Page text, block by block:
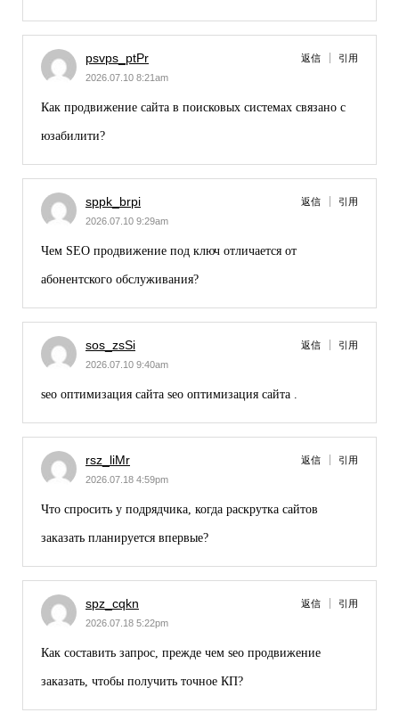
psvps_ptPr
2026.07.10 8:21am
返信 引用
Как продвижение сайта в поисковых системах связано с
юзабилити?
sppk_brpi
2026.07.10 9:29am
返信 引用
Чем SEO продвижение под ключ отличается от
абонентского обслуживания?
sos_zsSi
2026.07.10 9:40am
返信 引用
seo оптимизация сайта seo оптимизация сайта
rsz_liMr
2026.07.18 4:59pm
返信 引用
Что спросить у подрядчика, когда раскрутка сайтов
заказать планируется впервые?
spz_cqkn
2026.07.18 5:22pm
返信 引用
Как составить запрос, прежде чем seo продвижение
заказать , чтобы получить точное КП?